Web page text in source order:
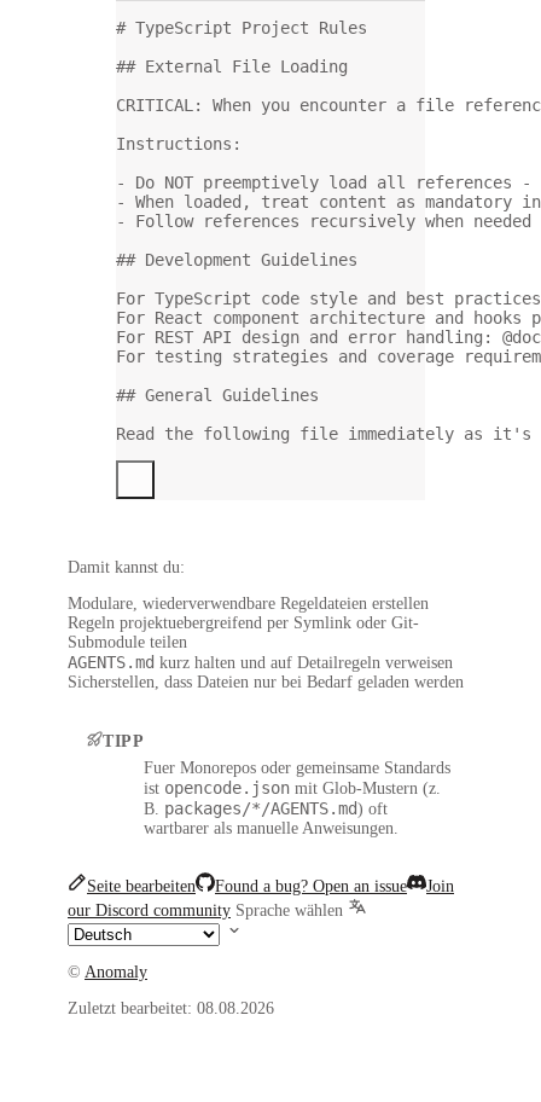
# TypeScript Project Rules
## External File Loading
CRITICAL: When you encounter a file
Instructions:
-
Do NOT preemptively load all references
-
When loaded, treat content as
-
Follow references recursively when needed
## Development Guidelines
For TypeScript code style and best
For React component architecture and hooks
For REST API design and error handling:
For testing strategies and coverage
## General Guidelines
Read the following file immediately as it's
Damit kannst du:
Modulare, wiederverwendbare Regeldateien erstellen
Regeln projektuebergreifend per Symlink oder Git-
Submodule teilen
AGENTS.md kurz halten und auf Detailregeln verweisen
Sicherstellen, dass Dateien nur bei Bedarf geladen werden
TIPP
Fuer Monorepos oder gemeinsame Standards
ist opencode.json mit Glob-Mustern (z.
B. packages/*/AGENTS.md) oft
wartbarer als manuelle Anweisungen.
Seite bearbeiten Found a bug? Open an issue
Join
our Discord community Sprache wählen
© Anomaly
Zuletzt bearbeitet: 08.08.2026